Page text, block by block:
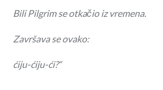
Bili Pilgrim se otkačio iz vremena.
Završava se ovako:
ćiju-ćiju-ći?“